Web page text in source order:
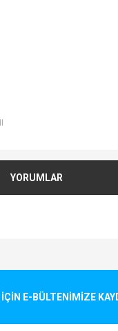
YORUMLAR
E-BÜLTENİMİZE